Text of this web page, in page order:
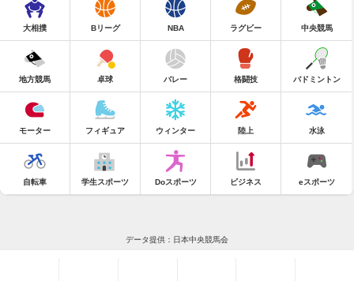
大相撲 Bリーグ NBA ラグビー 中央競馬
地方競馬 卓球 バレー 格闘技 バドミントン
モーター フィギュア ウィンター 陸上 水泳
自転車 学生スポーツ Doスポーツ ビジネス eスポーツ
データ提供：日本中央競馬会